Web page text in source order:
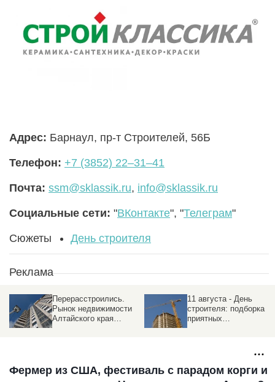
Адрес: Барнаул, пр-т Строителей, 56Б
Телефон: +7 (3852) 22‒31‒41
Почта: ssm@sklassik.ru, info@sklassik.ru
Социальные сети: "ВКонтакте", "Телеграм"
Сюжеты День строителя
Реклама
Перерасстроились.
Рынок недвижимости
Алтайского края
11 августа - День
строителя: подборка
приятных
Фермер из США, фестиваль с парадом корги и